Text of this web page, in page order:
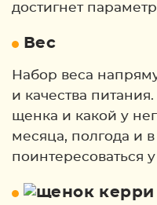
достигнет
Вес
Набор веса
и качества
щенка и какой у
месяца, полгода и
поинтересоваться